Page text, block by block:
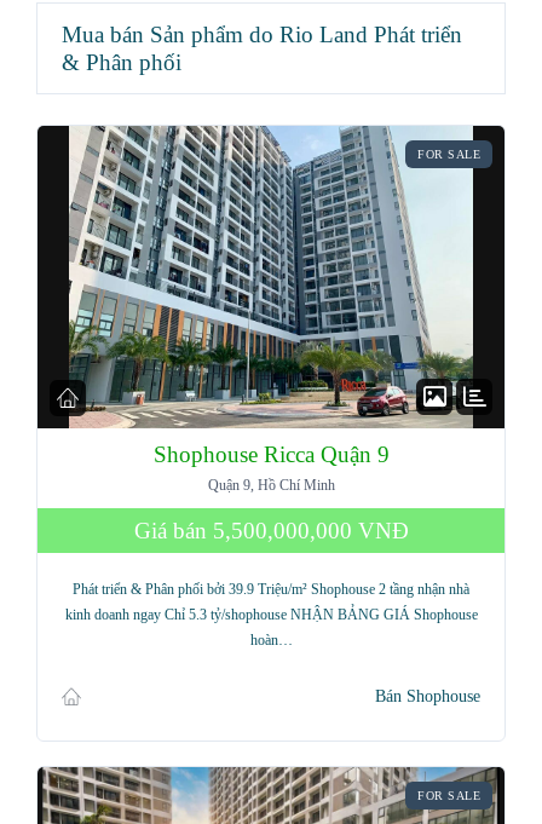
Mua bán Sản phẩm do Rio Land Phát triển
& Phân phối
FOR SALE
Shophouse Ricca Quận 9
Quận 9, Hồ Chí Minh
Giá bán 5,500,000,000 VNĐ
Phát triển & Phân phối bởi 39.9 Triệu/m² Shophouse 2 tầng nhận nhà
kinh doanh ngay Chỉ 5.3 tỷ/shophouse NHẬN BẢNG GIÁ Shophouse
hoàn…
Bán Shophouse
FOR SALE